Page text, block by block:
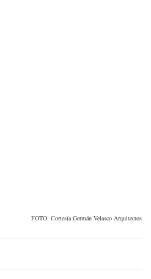
FOTO: Cortesía Germán Velasco Arquitectos